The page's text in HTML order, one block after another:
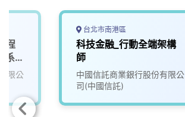
程
系
限公
台北市南港區
科技金融_行動全端架構
師
中國信託商業銀行股份有限公
司(中國信託)